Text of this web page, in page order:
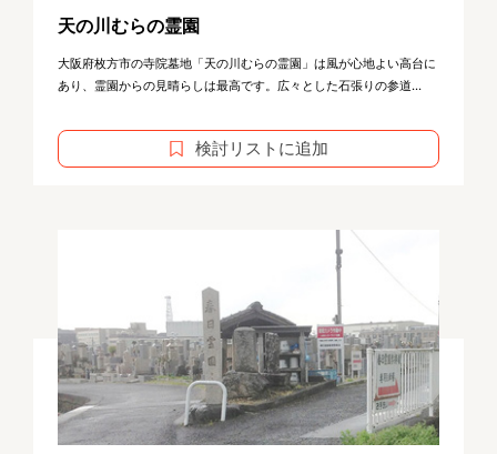
天の川むらの霊園
大阪府枚方市の寺院墓地「天の川むらの霊園」は風が心地よい高台に
あり、霊園からの見晴らしは最高です。広々とした石張りの参道...
検討リストに追加